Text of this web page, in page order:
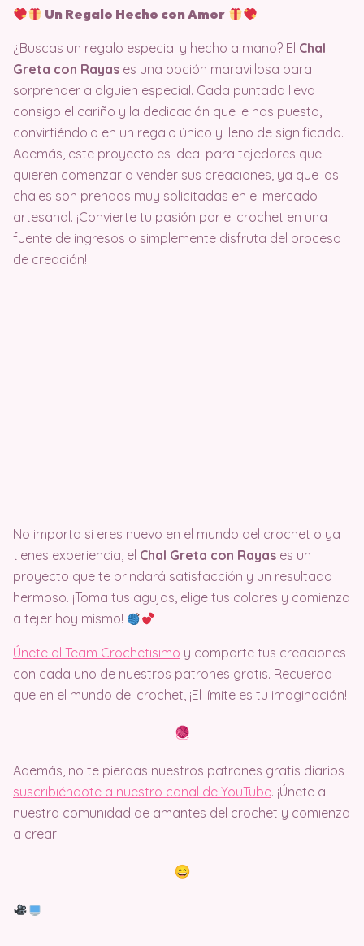
Un Regalo Hecho con Amor
¿Buscas un regalo especial y hecho a mano? El Chal
Greta con Rayas es una opción maravillosa para
sorprender a alguien especial. Cada puntada lleva
consigo el cariño y la dedicación que le has puesto,
convirtiéndolo en un regalo único y lleno de significado.
Además, este proyecto es ideal para tejedores que
quieren comenzar a vender sus creaciones, ya que los
chales son prendas muy solicitadas en el mercado
artesanal. ¡Convierte tu pasión por el crochet en una
fuente de ingresos o simplemente disfruta del proceso
de creación!
No importa si eres nuevo en el mundo del crochet o ya
tienes experiencia, el Chal Greta con Rayas es un
proyecto que te brindará satisfacción y un resultado
hermoso. ¡Toma tus agujas, elige tus colores y comienza
a tejer hoy mismo!
Únete al Team Crochetisimo y comparte tus creaciones
con cada uno de nuestros patrones gratis. Recuerda
que en el mundo del crochet, ¡El límite es tu imaginación!
Además, no te pierdas nuestros patrones gratis diarios
suscribiéndote a nuestro canal de YouTube. ¡Únete a
nuestra comunidad de amantes del crochet y comienza
a crear!